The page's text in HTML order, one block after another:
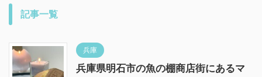
記事一覧
兵庫
兵庫県明石市の魚の棚商店街にあるマ